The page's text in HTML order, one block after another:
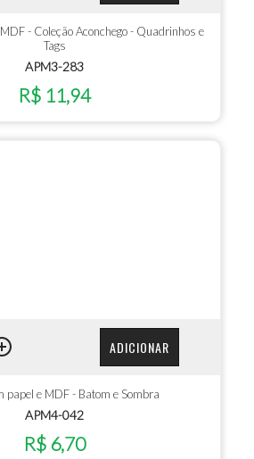
- Coleção Aconchego - Quadrinhos e
Tags
APM3-283
R$ 11,94
ADICIONAR
papel e MDF - Batom e Sombra
APM4-042
R$ 6,70